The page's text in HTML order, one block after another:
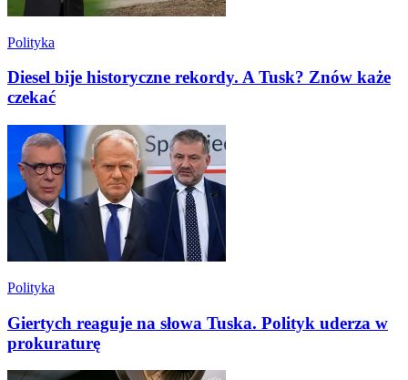
Polityka
Diesel bije historyczne rekordy. A Tusk? Znów każe
czekać
Polityka
Giertych reaguje na słowa Tuska. Polityk uderza w
prokuraturę